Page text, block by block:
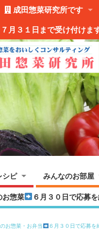
成田惣菜研究所です
７月３１日まで受け付けます
シピ みんなのお部屋
お惣菜 ６月３０日で応募を
お惣菜・お弁当 ６月３０日で応募を